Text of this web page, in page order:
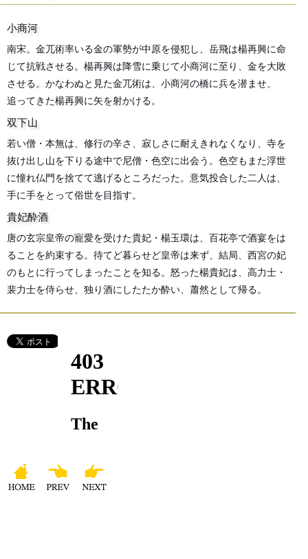
小商河
南宋。金兀術率いる金の軍勢が中原を侵犯し、岳飛は楊再興に命
じて抗戦させる。楊再興は降雪に乗じて小商河に至り、金を大敗
させる。かなわぬと見た金兀術は、小商河の橋に兵を潜ませ、
追ってきた楊再興に矢を射かける。
双下山
若い僧・本無は、修行の辛さ、寂しさに耐えきれなくなり、寺を
抜け出し山を下りる途中で尼僧・色空に出会う。色空もまた浮世
に憧れ仏門を捨てて逃げるところだった。意気投合した二人は、
手に手をとって俗世を目指す。
貴妃酔酒
唐の玄宗皇帝の寵愛を受けた貴妃・楊玉環は、百花亭で酒宴をは
ることを約束する。待てど暮らせど皇帝は来ず、結局、西宮の妃
のもとに行ってしまったことを知る。怒った楊貴妃は、高力士・
裴力士を侍らせ、独り酒にしたたか酔い、蕭然として帰る。